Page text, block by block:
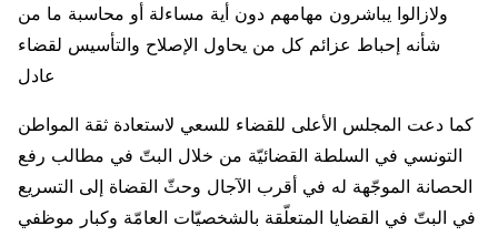
ولازالوا يباشرون مهامهم دون أية مساءلة أو محاسبة ما من
شأنه إحباط عزائم كل من يحاول الإصلاح والتأسيس لقضاء
عادل
كما دعت المجلس الأعلى للقضاء للسعي لاستعادة ثقة المواطن
التونسي في السلطة القضائيّة من خلال البتّ في مطالب رفع
الحصانة الموجّهة له في أقرب الآجال وحثّ القضاة إلى التسريع
في البتّ في القضايا المتعلّقة بالشخصيّات العامّة وكبار موظفي